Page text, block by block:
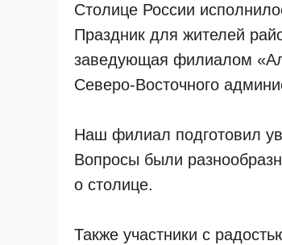
Столице России
Праздник для жителей
заведующая филиалом
Северо-Восточного
Наш филиал подготовил
Вопросы были
о столице.
Также участники с